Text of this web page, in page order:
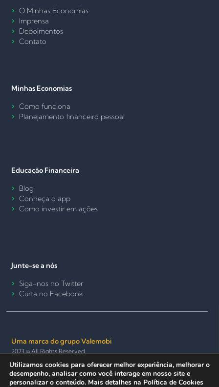
O Minhas Economias
Imprensa
Depoimentos
Contato
Minhas Economias
Como funciona
Planejamento financeiro pessoal
Educação Financeira
Blog
Conheça o app
Como investir em ações
Junte-se a nós
Siga-nos no Twitter
Curta no Facebook
Uma marca do grupo Valemobi
2023 © All Rights Reserved.
Termos de Uso e Política de PrivacidadePolítica de Cookies
Seguro e anônimo
Utilizamos cookies para oferecer melhor experiência, melhorar o
desempenho, analisar como você interage em nosso site e
personalizar o conteúdo. Mais detalhes na Política de Cookies